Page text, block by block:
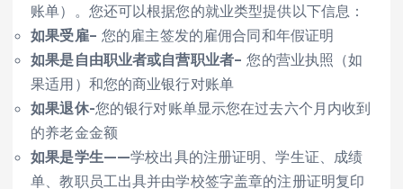
账单）。您还可以根据您的就业类型提供以下信息：
如果受雇– 您的雇主签发的雇佣合同和年假证明
如果是自由职业者或自营职业者– 您的营业执照（如
果适用）和您的商业银行对账单
如果退休-您的银行对账单显示您在过去六个月内收到
的养老金金额
如果是学生——学校出具的注册证明、学生证、成绩
单、教职员工出具并由学校签字盖章的注册证明复印